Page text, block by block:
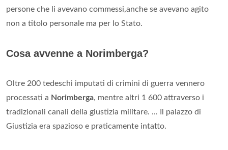
persone che li avevano commessi,anche se avevano agito
non a titolo personale ma per lo Stato.
Cosa avvenne a Norimberga?
Oltre 200 tedeschi imputati di crimini di guerra vennero
processati a Norimberga, mentre altri 1 600 attraverso i
tradizionali canali della giustizia militare. ... Il palazzo di
Giustizia era spazioso e praticamente intatto.